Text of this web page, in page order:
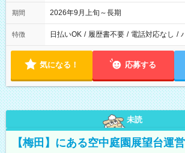
期間 2026年9月上旬～長期
特徴 日払いOK / 履歴書不要 / 電話対応なし /
気になる！ 応募する
未読
【梅田】にある空中庭園展望台運